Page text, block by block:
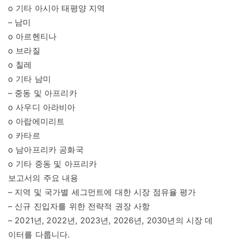
o 기타 아시아 태평양 지역
– 남미
o 아르헨티나
o 브라질
o 칠레
o 기타 남미
– 중동 및 아프리카
o 사우디 아라비아
o 아랍에미리트
o 카타르
o 남아프리카 공화국
o 기타 중동 및 아프리카
보고서의 주요 내용
– 지역 및 국가별 세그먼트에 대한 시장 점유율 평가
– 신규 진입자를 위한 전략적 권장 사항
– 2021년, 2022년, 2023년, 2026년, 2030년의 시장 데
이터를 다룹니다.